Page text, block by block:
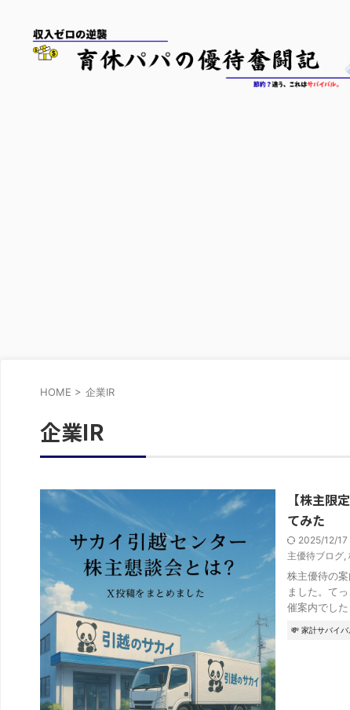
HOME > 企業IR
企業IR
【株主限
てみた
2025/12/17
主優待ブログ
株主優待の
ました。て
催案内でし
💸 家計サバイバ